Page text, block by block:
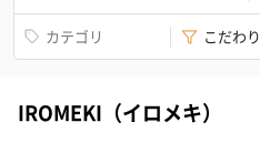
カテゴリ こだわり
IROMEKI（イロメキ）